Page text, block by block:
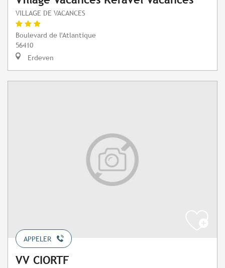
VILLAGE DE VACANCES
Boulevard de l'Atlantique
56410
Erdeven
APPELER
VV CIORTF